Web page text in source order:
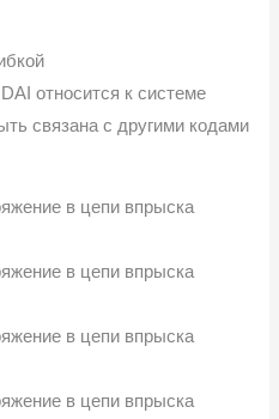
относится к системе
связана с другими кодами
в цепи впрыска
в цепи впрыска
в цепи впрыска
в цепи впрыска